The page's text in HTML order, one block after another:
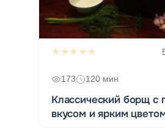
★★★★★
173 120 мин
Классический борщ с
вкусом и ярким